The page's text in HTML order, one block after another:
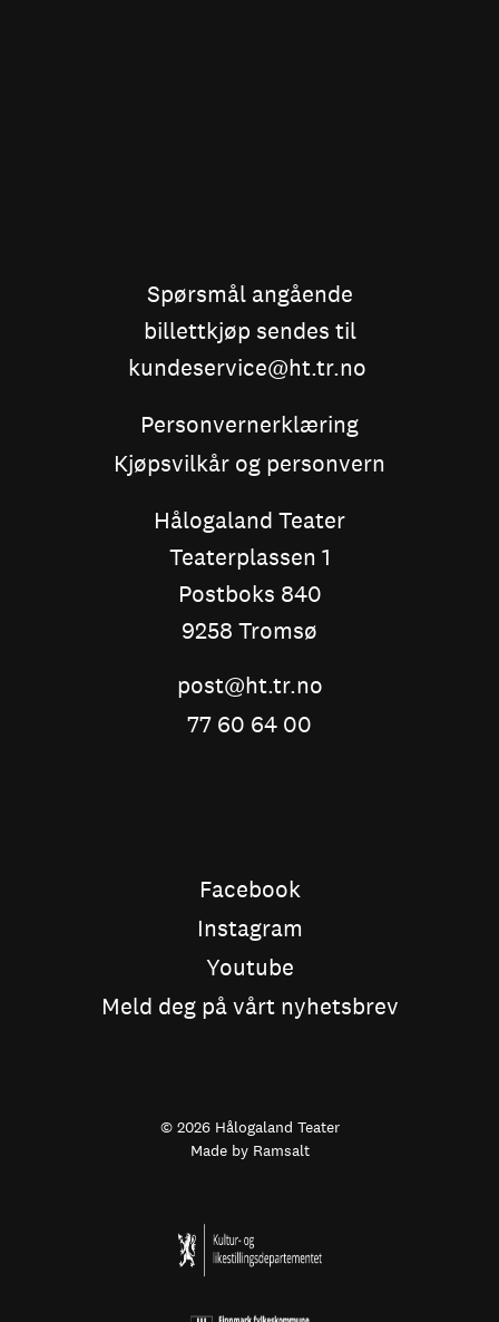
Spørsmål angående
billettkjøp sendes til
kundeservice@ht.tr.no
Personvernerklæring
Kjøpsvilkår og personvern
Hålogaland Teater
Teaterplassen 1
Postboks 840
9258 Tromsø
post@ht.tr.no
77 60 64 00
Facebook
Instagram
Youtube
Meld deg på vårt nyhetsbrev
© 2026 Hålogaland Teater
Made by Ramsalt